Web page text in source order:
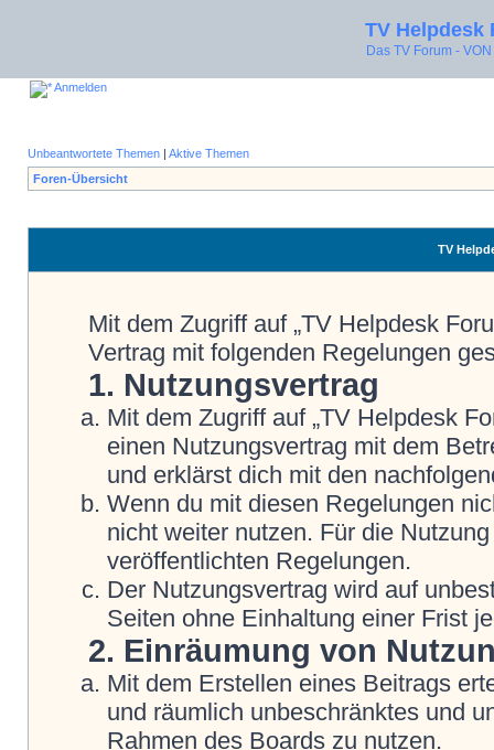
TV Helpdesk
Das TV Forum -
Anmelden
Unbeantwortete Themen | Aktive Themen
Foren-Übersicht
TV
Mit dem Zugriff auf „TV Helpdesk
Vertrag mit folgenden Regelungen
1. Nutzungsvertrag
Mit dem Zugriff auf „TV Helpdesk
einen Nutzungsvertrag mit dem
und erklärst dich mit den
Wenn du mit diesen Regelungen
nicht weiter nutzen. Für die
veröffentlichten Regelungen.
Der Nutzungsvertrag wird auf
Seiten ohne Einhaltung einer Frist
2. Einräumung von
Mit dem Erstellen eines Beitrags
und räumlich unbeschränktes und
Rahmen des Boards zu nutzen.